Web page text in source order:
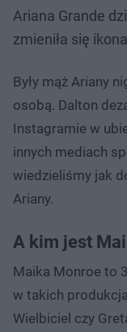
Ariana Grande
zmieniła się
Były mąż Ariany
osobą. Dalton
Instagramie w
innych mediach
wiedzieliśmy jak
Ariany.
A kim jest
Maika Monroe to
w takich
Wielbiciel czy